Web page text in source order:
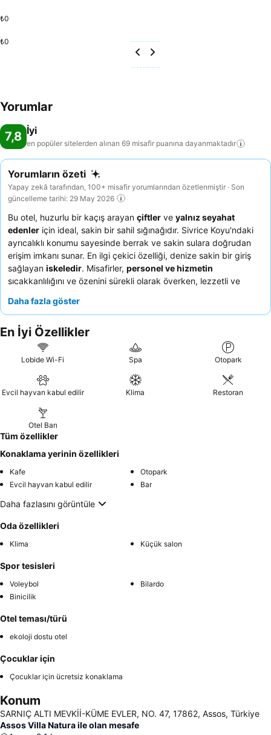
₺0
₺0
Yorumlar
7,8 İyi
en popüler sitelerden alınan 69 misafir puanına dayanmaktadır
Yorumların özeti
Yapay zekâ tarafından, 100+ misafir yorumlarından özetlenmiştir · Son
güncelleme tarihi: 29 May 2026
Bu otel, huzurlu bir kaçış arayan çiftler ve yalnız seyahat
edenler için ideal, sakin bir sahil sığınağıdır. Sivrice Koyu'ndaki
ayrıcalıklı konumu sayesinde berrak ve sakin sulara doğrudan
erişim imkanı sunar. En ilgi çekici özelliği, denize sakin bir giriş
sağlayan iskeledir. Misafirler, personel ve hizmetin
sıcakkanlılığını ve özenini sürekli olarak överken, lezzetli ve
etmektedir. Gerçekten sessiz bir deneyim için misafirlerin bahçe
Daha fazla göster
En İyi Özellikler
Lobide Wi-Fi Spa Otopark
Evcil hayvan kabul edilir Klima Restoran
Otel Barı
Tüm özellikler
Konaklama yerinin özellikleri
Kafe
Otopark
Evcil hayvan kabul edilir
Bar
Daha fazlasını görüntüle
Oda özellikleri
Klima Küçük salon
Spor tesisleri
Voleybol
Bilardo
Binicilik
Otel teması/türü
ekoloji dostu otel
Çocuklar için
Çocuklar için ücretsiz konaklama
Konum
SARNIÇ ALTI MEVKİİ-KÜME EVLER, NO. 47, 17862, Assos, Türkiye
Assos Villa Natura ile olan mesafe